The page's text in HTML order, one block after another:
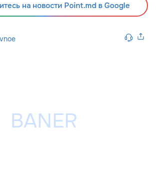
на новости Point.md в Google